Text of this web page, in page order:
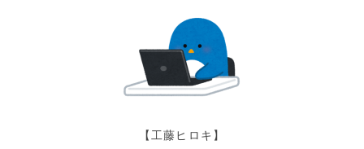
【工藤ヒロキ】